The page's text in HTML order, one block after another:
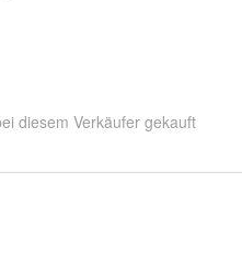
diesem Verkäufer gekauft